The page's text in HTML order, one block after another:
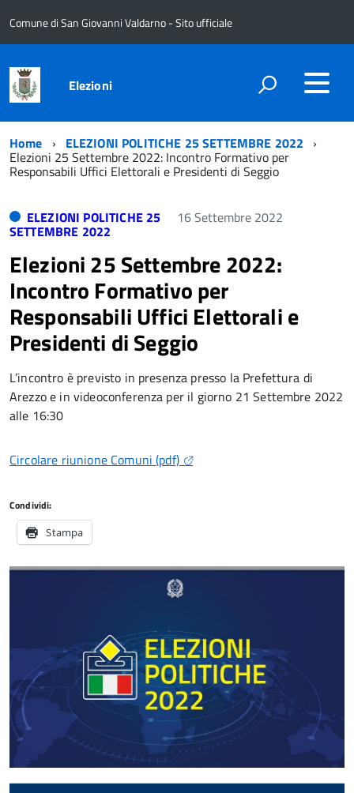
Comune di San Giovanni Valdarno - Sito ufficiale
Elezioni
Home ELEZIONI POLITICHE 25 SETTEMBRE 2022
Elezioni 25 Settembre 2022: Incontro Formativo per
Responsabili Uffici Elettorali e Presidenti di Seggio
ELEZIONI POLITICHE 25
SETTEMBRE 2022
16 Settembre 2022
Elezioni 25 Settembre 2022:
Incontro Formativo per
Responsabili Uffici Elettorali e
Presidenti di Seggio
L’incontro è previsto in presenza presso la Prefettura di
Arezzo e in videoconferenza per il giorno 21 Settembre 2022
alle 16:30
Circolare riunione Comuni (pdf)
Condividi:
Stampa